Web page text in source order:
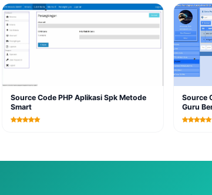
Source Code PHP Aplikasi Spk Metode
Smart
Source
Guru